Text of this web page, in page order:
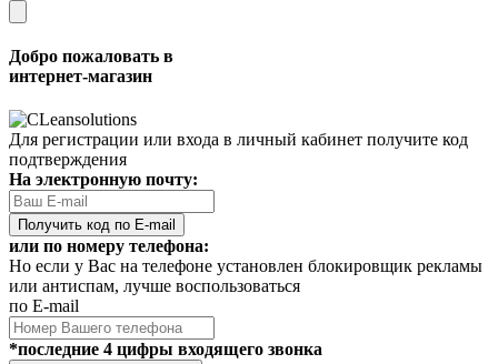
Добро пожаловать в
интернет-магазин
Для регистрации или входа в личный кабинет получите код
подтверждения
На электронную почту:
Получить код по E-mail
или по номеру телефона:
Но если у Вас на телефоне установлен блокировщик рекламы
или антиспам, лучше воспользоваться
по E-mail
*последние 4 цифры входящего звонка